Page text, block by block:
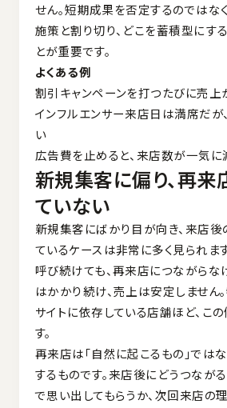
せん。短期成果を否定するのではな
施策と割り切り、どこを蓄積型にす
とが重要です。
よくある例
割引キャンペーンを打つたびに売上
インフルエンサー来店日は満席だが
い
広告費を止めると、来店数が一気に
新規集客に偏り、再来
ていない
新規集客にばかり目が向き、来店
ているケースは非常に多く見られま
呼び続けても、再来店につながらな
はかかり続け、売上は安定しません
サイトに依存している店舗ほど、こ
す。
再来店は「自然に起こるもの」では
するものです。来店後にどうつなが
で思い出してもらうか、次回来店の